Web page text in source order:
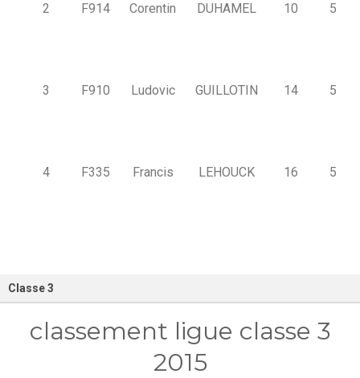
2 F914 Corentin DUHAMEL 10 5
3 F910 Ludovic GUILLOTIN 14 5
4 F335 Francis LEHOUCK 16 5
Classe 3
classement ligue classe 3
2015